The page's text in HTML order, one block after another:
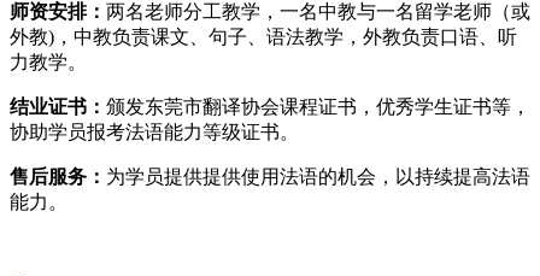
师资安排： 两名老师分工教学，一名中教与一名留学老师（或
外教)，中教负责课文、句子、语法教学，外教负责口语、听
力教学。
结业证书： 颁发东莞市翻译协会课程证书，优秀学生证书等，
协助学员报考法语能力等级证书。
售后服务： 为学员提供提供使用法语的机会，以持续提高法语
能力。